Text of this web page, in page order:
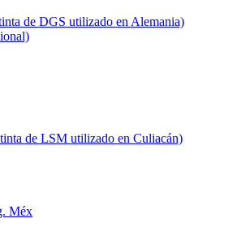
de DGS utilizado en Alemania)
de LSM utilizado en Culiacán)
Méx